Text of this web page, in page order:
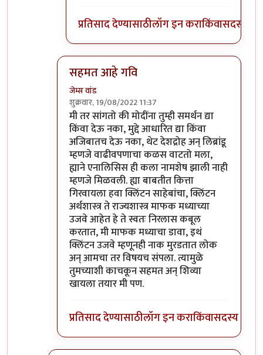
प्रतिसाद देण्यासाठीलॉग इन कराकिंवासदस्य व्हा
सहमत आहे गवि
जेम्स वांड
शुक्रवार, 19/08/2022 11:37
In reply toविरोधात वैयक्तिक पण नाहीby
मी तर सांगतो की मोदींना तुम्ही समर्थन द्या
किंवा देऊ नका, मुद्दे आधारित द्या किंवा
अजिबातच देऊ नका, थेट देशद्रोह अन् लिब्रांडू
म्हणजे वाढीवपणाचा कळस वाटतो मला,
ह्याने एनालिसिस ही कला नामशेष झाली नाही
म्हणजे मिळवली. ह्या बाबतीत कित्ता
गिरवायला हवा क्लिंटन साहेबांचा, क्लिंटन
अर्थशास्त्र ते राज्यशास्त्र माफक मध्याच्या
उजवे आहेत हे ते स्वतः निरलास कबूल
करतात, मी माफक मध्याचा डावा, इथं
क्लिंटन उजवे म्हणूनही नाक मुरडतात लोक
अन् आमचा तर विषयच संपला. त्यामुळे
तुमच्याशी काचकून सहमत अन् शिव्या
खायला तयार मी पण.
प्रतिसाद देण्यासाठीलॉग इन कराकिंवासदस्य व्हा